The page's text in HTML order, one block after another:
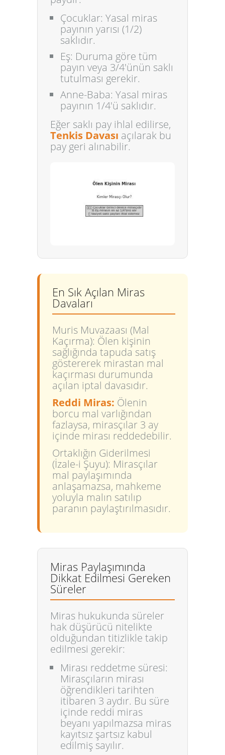
Çocuklar: Yasal miras
payının yarısı (1/2)
saklıdır.
Eş: Duruma göre tüm
payın veya 3/4'ünün saklı
tutulması gerekir.
Anne-Baba: Yasal miras
payının 1/4'ü saklıdır.
Eğer saklı pay ihlal edilirse,
Tenkis Davası açılarak bu
pay geri alınabilir.
En Sık Açılan Miras
Davaları
Muris Muvazaası (Mal
Kaçırma): Ölen kişinin
sağlığında tapuda satış
göstererek mirastan mal
kaçırması durumunda
açılan iptal davasıdır.
Reddi Miras: Ölenin
borcu mal varlığından
fazlaysa, mirasçılar 3 ay
içinde mirası reddedebilir.
Ortaklığın Giderilmesi
(İzale-i Şuyu): Mirasçılar
mal paylaşımında
anlaşamazsa, mahkeme
yoluyla malın satılıp
paranın paylaştırılmasıdır.
Miras Paylaşımında
Dikkat Edilmesi Gereken
Süreler
Miras hukukunda süreler
hak düşürücü nitelikte
olduğundan titizlikle takip
edilmesi gerekir:
Mirası reddetme süresi:
Mirasçıların mirası
öğrendikleri tarihten
itibaren 3 aydır. Bu süre
içinde reddi miras
beyanı yapılmazsa miras
kayıtsız şartsız kabul
edilmiş sayılır.